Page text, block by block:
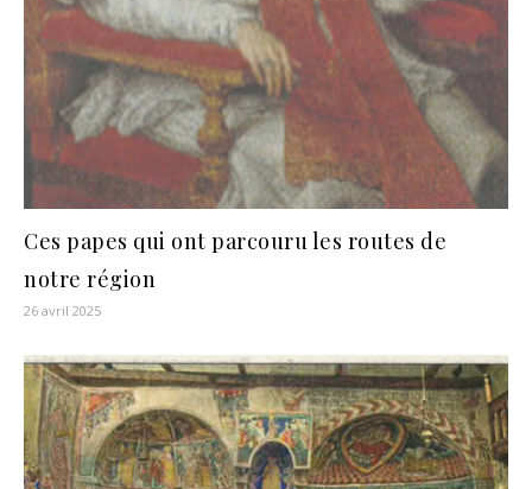
Ces papes qui ont parcouru les routes de
notre région
26 avril 2025